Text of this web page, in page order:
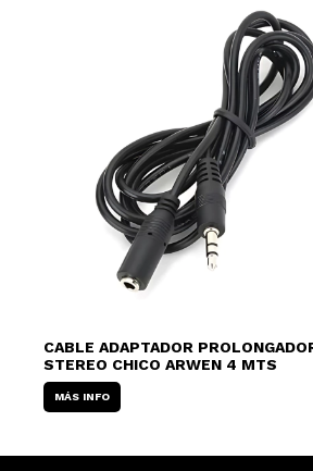
CABLE ADAPTADOR
STEREO CHICO ARWEN 4 MTS
MÁS INFO